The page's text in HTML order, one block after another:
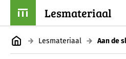
Lesmateriaal
Lesmateriaal